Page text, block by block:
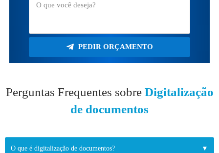
PEDIR ORÇAMENTO
Perguntas Frequentes sobre Digitalização
de documentos
O que é digitalização de documentos? ▼